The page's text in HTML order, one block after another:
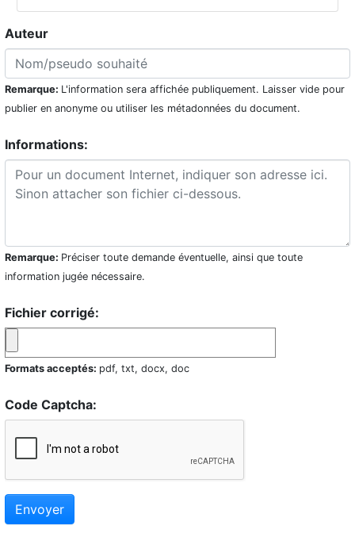
Auteur
Remarque: L'information sera affichée publiquement. Laisser vide pour
publier en anonyme ou utiliser les métadonnées du document.
Informations:
Remarque: Préciser toute demande éventuelle, ainsi que toute
information jugée nécessaire.
Fichier corrigé:
Formats acceptés: pdf, txt, docx, doc
Code Captcha:
Envoyer